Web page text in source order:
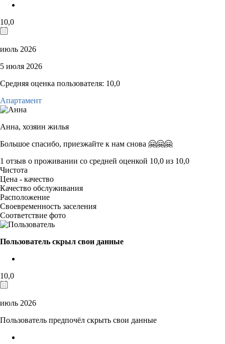
10,0
июль 2026
5 июля 2026
Средняя оценка пользователя: 10,0
Апартамент
Анна, хозяин жилья
Большое спасибо, приезжайте к нам снова 🤗🤗🤗
1 отзыв о проживании со средней оценкой 10,0 из 10,0
Чистота
Цена - качество
Качество обслуживания
Расположение
Своевременность заселения
Соответствие фото
Пользователь скрыл свои данные
10,0
июль 2026
Пользователь предпочёл скрыть свои данные